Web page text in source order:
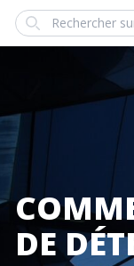
Search
DE